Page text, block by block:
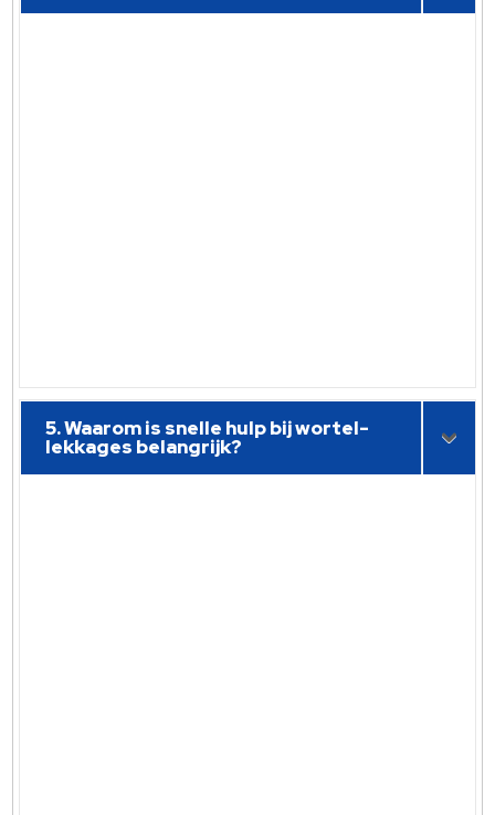
5. Waarom is snelle hulp bij wortel-
lekkages belangrijk?